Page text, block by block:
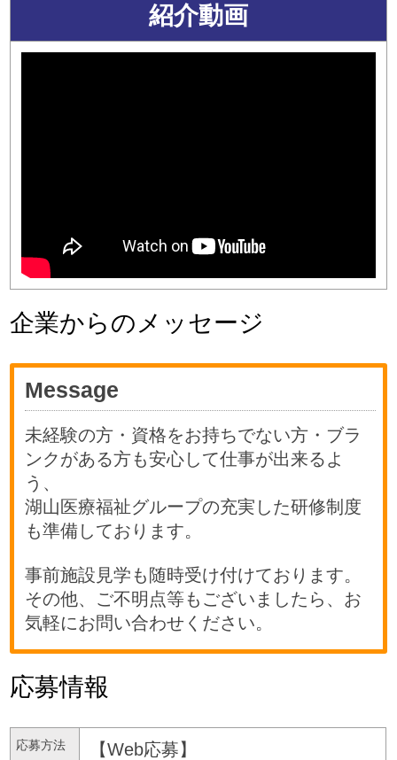
紹介動画
企業からのメッセージ
Message
未経験の方・資格をお持ちでない方・ブラ
ンクがある方も安心して仕事が出来るよ
う、
湖山医療福祉グループの充実した研修制度
も準備しております。
事前施設見学も随時受け付けております。
その他、ご不明点等もございましたら、お
気軽にお問い合わせください。
応募情報
応募方法
【Web応募】